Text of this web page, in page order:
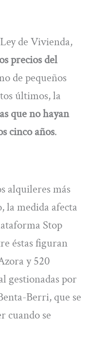
de Vivienda,
precios del
de pequeños
últimos, la
que no hayan
cinco años.
alquileres más
la medida afecta
Stop
éstas figuran
y 520
gestionadas por
Berri, que se
cuando se